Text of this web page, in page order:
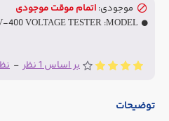
بر اساس 1 نظر -
موجودی: اتمام موقت موجودی
MODEL:
400 VOLTAGE TESTER
توضیحات